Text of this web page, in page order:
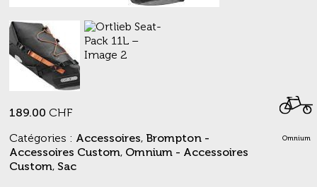
Omnium
189.00 CHF
Catégories : Accessoires, Brompton -
Accessoires Custom, Omnium - Accessoires
Custom, Sac